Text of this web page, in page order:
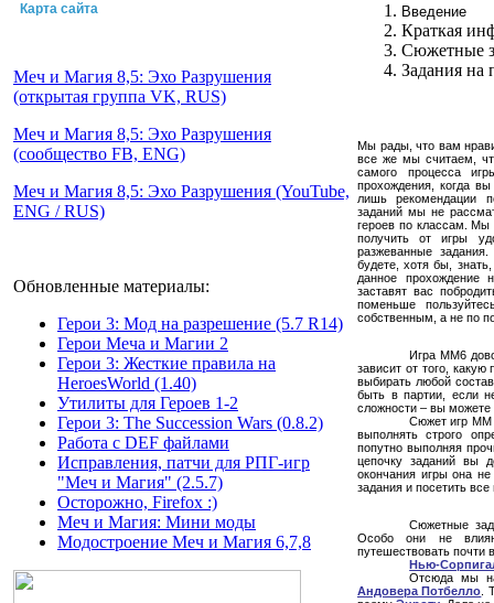
Карта сайта
Меч и Магия 8,5: Эхо Разрушения
(открытая группа VK, RUS)
Меч и Магия 8,5: Эхо Разрушения
(сообщество FB, ENG)
Меч и Магия 8,5: Эхо Разрушения (YouTube,
ENG / RUS)
Обновленные материалы:
Герои 3: Мод на разрешение (5.7 R14)
Герои Меча и Магии 2
Герои 3: Жесткие правила на
HeroesWorld (1.40)
Утилиты для Героев 1-2
Герои 3: The Succession Wars (0.8.2)
Работа с DEF файлами
Исправления, патчи для РПГ-игр
"Меч и Магия" (2.5.7)
Осторожно, Firefox :)
Меч и Магия: Мини моды
Модостроение Mеч и Mагия 6,7,8
Введение
Краткая
Сюжетные
Задания на
Мы рады, что вам
все же мы считаем,
самого процесса
прохождения, когда
лишь рекомендации
заданий мы не
героев по классам. Мы
получить от игры
разжеванные
будете, хотя бы,
данное прохождение
заставят вас
поменьше
собственным, а не по
Игра ММ6
зависит от того,
выбирать любой
быть в партии, если
сложности – вы можете
Сюжет игр ММ
выполнять строго
попутно выполняя
цепочку заданий вы
окончания игры она
задания и посетить
Сюжетные
Особо они не
путешествовать почти
Нью-
Отсюда мы
Андовера Потбелло .